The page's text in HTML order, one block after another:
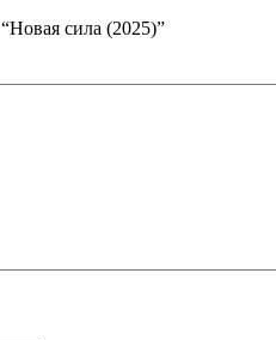
“Новая сила (2025)”